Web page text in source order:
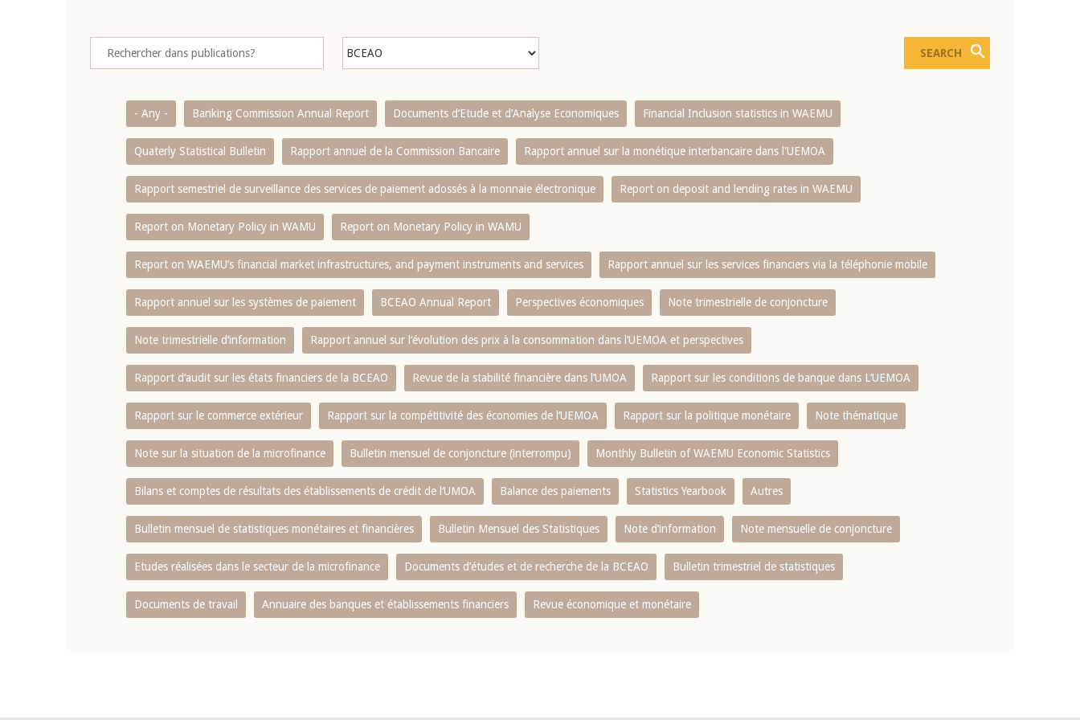
- Any - Banking Commission Annual Report Documents d’Etude et d’Analyse Economiques Financial Inclusion statistics in WAEMU
Quaterly Statistical Bulletin Rapport annuel de la Commission Bancaire Rapport annuel sur la monétique interbancaire dans l'UEMOA
Rapport semestriel de surveillance des services de paiement adossés à la monnaie électronique Report on deposit and lending rates in WAEMU
Report on Monetary Policy in WAMU Report on Monetary Policy in WAMU
Report on WAEMU’s financial market infrastructures, and payment instruments and services Rapport annuel sur les services financiers via la téléphonie mobile
Rapport annuel sur les systèmes de paiement BCEAO Annual Report Perspectives économiques Note trimestrielle de conjoncture
Note trimestrielle d‘information Rapport annuel sur l‘évolution des prix à la consommation dans l‘UEMOA et perspectives
Rapport d‘audit sur les états financiers de la BCEAO Revue de la stabilité financière dans l‘UMOA Rapport sur les conditions de banque dans L‘UEMOA
Rapport sur le commerce extérieur Rapport sur la compétitivité des économies de l‘UEMOA Rapport sur la politique monétaire Note thématique
Note sur la situation de la microfinance Bulletin mensuel de conjoncture (interrompu) Monthly Bulletin of WAEMU Economic Statistics
Bilans et comptes de résultats des établissements de crédit de l‘UMOA Balance des paiements Statistics Yearbook Autres
Bulletin mensuel de statistiques monétaires et financières Bulletin Mensuel des Statistiques Note d’information Note mensuelle de conjoncture
Etudes réalisées dans le secteur de la microfinance Documents d’études et de recherche de la BCEAO Bulletin trimestriel de statistiques
Documents de travail Annuaire des banques et établissements financiers Revue économique et monétaire